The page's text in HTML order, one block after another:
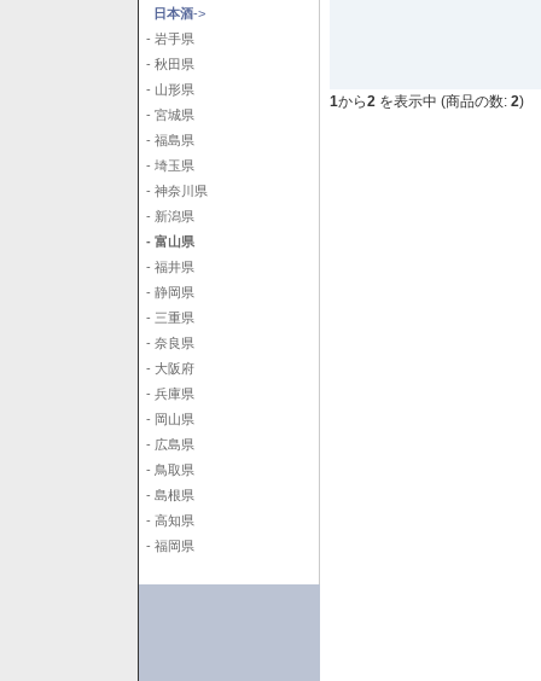
日本酒->
- 岩手県
- 秋田県
- 山形県
- 宮城県
- 福島県
- 埼玉県
- 神奈川県
- 新潟県
- 富山県
- 福井県
- 静岡県
- 三重県
- 奈良県
- 大阪府
- 兵庫県
- 岡山県
- 広島県
- 鳥取県
- 島根県
- 高知県
- 福岡県
1から2 を表示中 (商品の数: 2)